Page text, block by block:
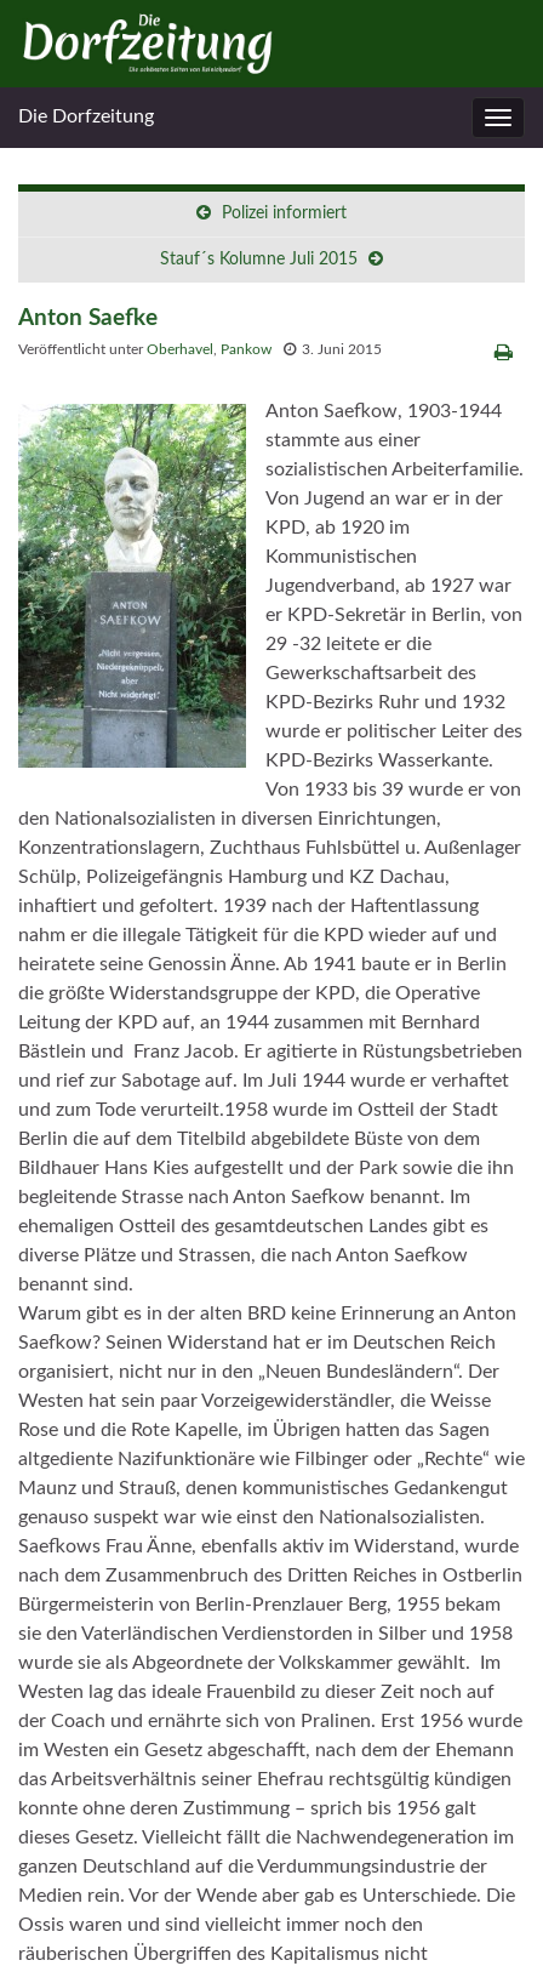
Die Dorfzeitung
Polizei informiert
Stauf´s Kolumne Juli 2015
Anton Saefke
Veröffentlicht unterOberhavel Pankow 3. Juni 2015
Anton Saefkow, 1903-1944
stammte aus einer
sozialistischen Arbeiterfamilie.
Von Jugend an war er in der
KPD, ab 1920 im
Kommunistischen
Jugendverband, ab 1927 war
er KPD-Sekretär in Berlin, von
29 -32 leitete er die
Gewerkschaftsarbeit des
KPD-Bezirks Ruhr und 1932
wurde er politischer Leiter des
KPD-Bezirks Wasserkante.
Von 1933 bis 39 wurde er von
den Nationalsozialisten in diversen Einrichtungen,
Konzentrationslagern, Zuchthaus Fuhlsbüttel u. Außenlager
Schülp, Polizeigefängnis Hamburg und KZ Dachau,
inhaftiert und gefoltert. 1939 nach der Haftentlassung
nahm er die illegale Tätigkeit für die KPD wieder auf und
heiratete seine Genossin Änne. Ab 1941 baute er in Berlin
die größte Widerstandsgruppe der KPD, die Operative
Leitung der KPD auf, an 1944 zusammen mit Bernhard
Bästlein und Franz Jacob. Er agitierte in Rüstungsbetrieben
und rief zur Sabotage auf. Im Juli 1944 wurde er verhaftet
und zum Tode verurteilt.1958 wurde im Ostteil der Stadt
Berlin die auf dem Titelbild abgebildete Büste von dem
Bildhauer Hans Kies aufgestellt und der Park sowie die ihn
begleitende Strasse nach Anton Saefkow benannt. Im
ehemaligen Ostteil des gesamtdeutschen Landes gibt es
diverse Plätze und Strassen, die nach Anton Saefkow
benannt sind.
Warum gibt es in der alten BRD keine Erinnerung an Anton
Saefkow? Seinen Widerstand hat er im Deutschen Reich
organisiert, nicht nur in den „Neuen Bundesländern“. Der
Westen hat sein paar Vorzeigewiderständler, die Weisse
Rose und die Rote Kapelle, im Übrigen hatten das Sagen
altgediente Nazifunktionäre wie Filbinger oder „Rechte“ wie
Maunz und Strauß, denen kommunistisches Gedankengut
genauso suspekt war wie einst den Nationalsozialisten.
Saefkows Frau Änne, ebenfalls aktiv im Widerstand, wurde
nach dem Zusammenbruch des Dritten Reiches in Ostberlin
Bürgermeisterin von Berlin-Prenzlauer Berg, 1955 bekam
sie den Vaterländischen Verdienstorden in Silber und 1958
wurde sie als Abgeordnete der Volkskammer gewählt. Im
Westen lag das ideale Frauenbild zu dieser Zeit noch auf
der Coach und ernährte sich von Pralinen. Erst 1956 wurde
im Westen ein Gesetz abgeschafft, nach dem der Ehemann
das Arbeitsverhältnis seiner Ehefrau rechtsgültig kündigen
konnte ohne deren Zustimmung – sprich bis 1956 galt
dieses Gesetz. Vielleicht fällt die Nachwendegeneration im
ganzen Deutschland auf die Verdummungsindustrie der
Medien rein. Vor der Wende aber gab es Unterschiede. Die
Ossis waren und sind vielleicht immer noch den
räuberischen Übergriffen des Kapitalismus nicht